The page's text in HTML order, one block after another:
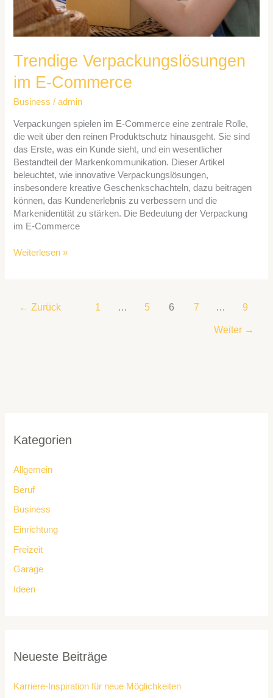
Trendige Verpackungslösungen
im E-Commerce
Business /admin
Verpackungen spielen im E-Commerce eine zentrale Rolle,
die weit über den reinen Produktschutz hinausgeht. Sie sind
das Erste, was ein Kunde sieht, und ein wesentlicher
Bestandteil der Markenkommunikation. Dieser Artikel
beleuchtet, wie innovative Verpackungslösungen,
insbesondere kreative Geschenkschachteln, dazu beitragen
können, das Kundenerlebnis zu verbessern und die
Markenidentität zu stärken. Die Bedeutung der Verpackung
im E-Commerce
Weiterlesen »
← Zurück 1 … 5 6 7 … 9
Weiter →
Kategorien
Allgemein
Beruf
Business
Einrichtung
Freizeit
Garage
Ideen
Neueste Beiträge
Karriere-Inspiration für neue Möglichkeiten